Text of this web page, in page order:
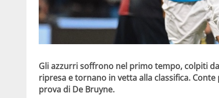
Gli azzurri soffrono nel primo tempo, colpiti
ripresa e tornano in vetta alla classifica.
prova di De Bruyne.